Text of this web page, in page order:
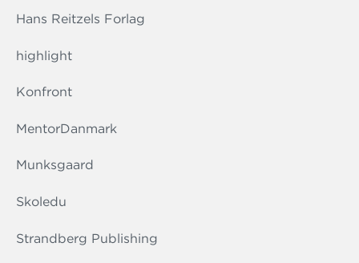
Hans Reitzels Forlag
highlight
Konfront
MentorDanmark
Munksgaard
Skoledu
Strandberg Publishing